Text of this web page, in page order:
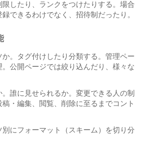
したり、ランクをつけたりする。場合
できるわけでなく、招待制だったり。
か。タグ付けしたり分類する。管理ペー
。公開ページでは絞り込んだり、様々な
誰に見せられるか。変更できる人の制
・編集、閲覧、削除に至るまでコント
にフォーマット（スキーム）を切り分